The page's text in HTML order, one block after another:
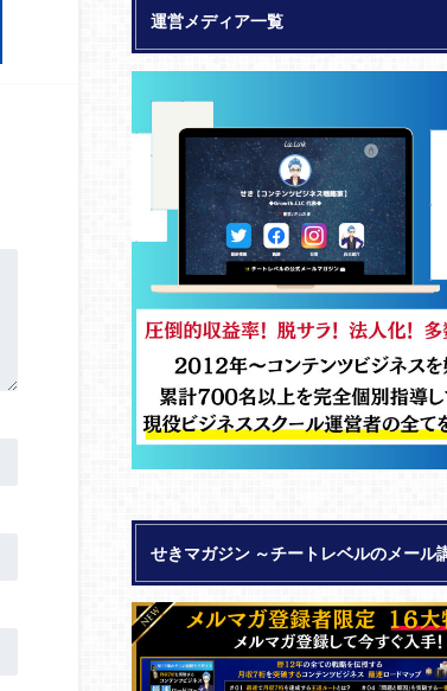
運営メディア一覧
せきマガジン ～チートレベルのメール